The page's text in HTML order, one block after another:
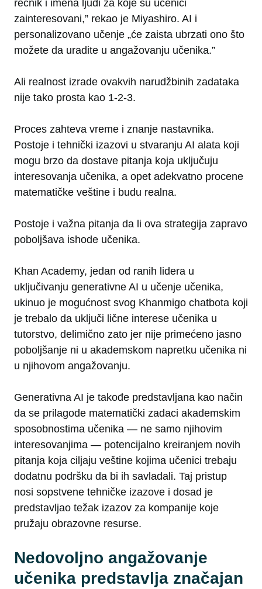
rečnik i imena ljudi za koje su učenici
zainteresovani,” rekao je Miyashiro. AI i
personalizovano učenje „će zaista ubrzati ono što
možete da uradite u angažovanju učenika.”
Ali realnost izrade ovakvih narudžbinih zadataka
nije tako prosta kao 1-2-3.
Proces zahteva vreme i znanje nastavnika.
Postoje i tehnički izazovi u stvaranju AI alata koji
mogu brzo da dostave pitanja koja uključuju
interesovanja učenika, a opet adekvatno procene
matematičke veštine i budu realna.
Postoje i važna pitanja da li ova strategija zapravo
poboljšava ishode učenika.
Khan Academy, jedan od ranih lidera u
uključivanju generativne AI u učenje učenika,
ukinuo je mogućnost svog Khanmigo chatbota koji
je trebalo da uključi lične interese učenika u
tutorstvo, delimično zato jer nije primećeno jasno
poboljšanje ni u akademskom napretku učenika ni
u njihovom angažovanju.
Generativna AI je takođe predstavljana kao način
da se prilagode matematički zadaci akademskim
sposobnostima učenika — ne samo njihovim
interesovanjima — potencijalno kreiranjem novih
pitanja koja ciljaju veštine kojima učenici trebaju
dodatnu podršku da bi ih savladali. Taj pristup
nosi sopstvene tehničke izazove i dosad je
predstavljao težak izazov za kompanije koje
pružaju obrazovne resurse.
Nedovoljno angažovanje
učenika predstavlja značajan